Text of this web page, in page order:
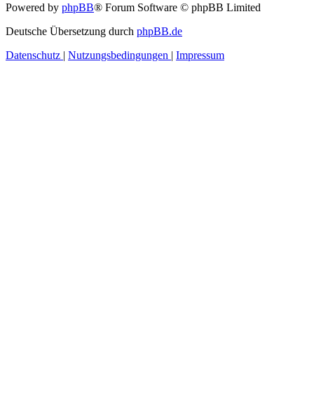
Powered by phpBB® Forum Software © phpBB Limited
Deutsche Übersetzung durch phpBB.de
Datenschutz | Nutzungsbedingungen | Impressum